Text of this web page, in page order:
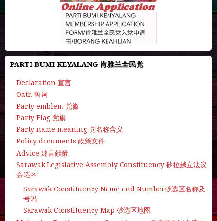
PARTI BUMI KEYALANG 肯雅兰全民党
Declaration 宣言
Oath 誓词
Party emblem 党徽
Party Flag 党旗
Party name meaning 党名称含义
Policy documents 政策文件
Advice 建言献策
Sarawak Legislative Assembly Constituency 砂拉越立法议
会选区
Sarawak Constituency Name and Number砂选区名称及
号码
Sarawak Constituency Map 砂选区地图